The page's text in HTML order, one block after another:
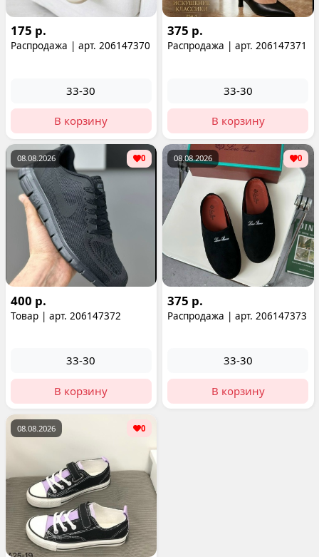
175 р.
Распродажа | арт. 206147370
33-30
В корзину
375 р.
Распродажа | арт. 206147371
33-30
В корзину
08.08.2026 0
400 р.
Товар | арт. 206147372
33-30
В корзину
08.08.2026 0
375 р.
Распродажа | арт. 206147373
33-30
В корзину
08.08.2026 0